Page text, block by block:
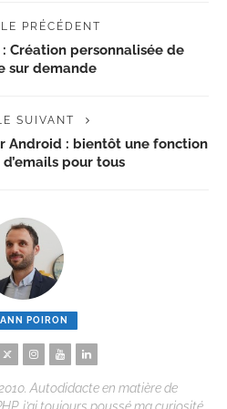
PRÉCÉDENT
Création personnalisée de
sur demande
SUIVANT
Android : bientôt une fonction
pour tous
POIRON
Autodidacte en matière de
j’ai toujours poussé ma curiosité